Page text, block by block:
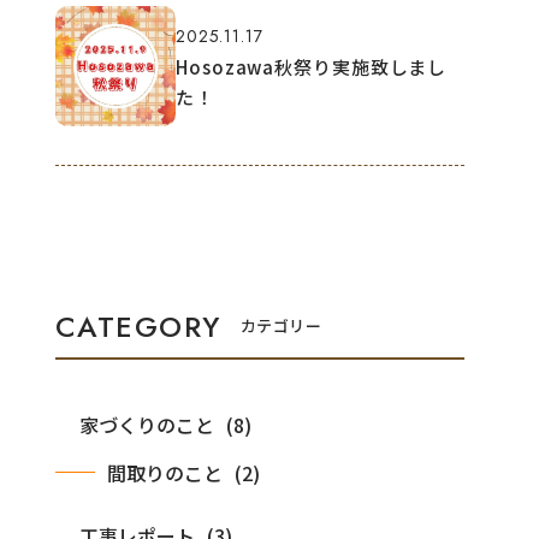
2025.11.17
Hosozawa秋祭り実施致しまし
た！
カテゴリー
家づくりのこと
間取りのこと